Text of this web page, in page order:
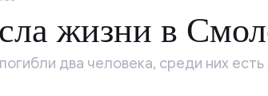
жизни в
два человека, среди них есть